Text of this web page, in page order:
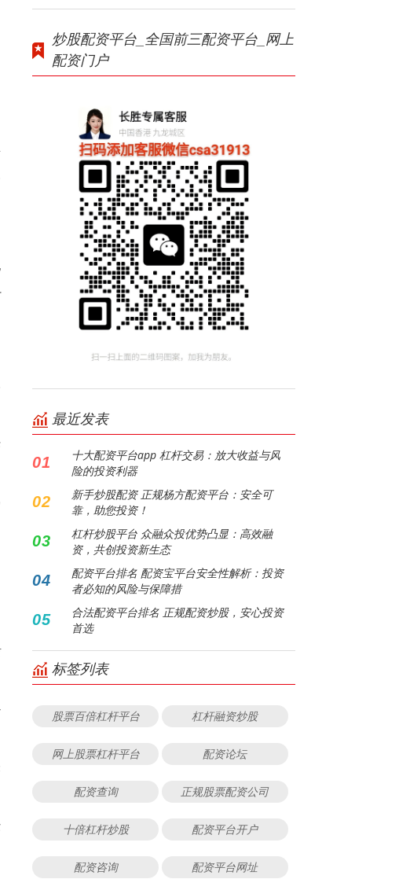
炒股配资平台_全国前三配资平台_网上
配资门户
最近发表
01
十大配资平台app 杠杆交易：放大收益与风
险的投资利器
02
新手炒股配资 正规杨方配资平台：安全可
靠，助您投资！
03
杠杆炒股平台 众融众投优势凸显：高效融
资，共创投资新生态
04
配资平台排名 配资宝平台安全性解析：投资
者必知的风险与保障措
05
合法配资平台排名 正规配资炒股，安心投资
首选
标签列表
股票百倍杠杆平台 杠杆融资炒股
网上股票杠杆平台 配资论坛
配资查询 正规股票配资公司
十倍杠杆炒股 配资平台开户
配资咨询 配资平台网址